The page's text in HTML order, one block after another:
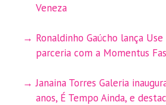
Veneza
Ronaldinho Gaúcho lança
parceria com a Momentus
Janaina Torres Galeria
anos, É Tempo Ainda, e